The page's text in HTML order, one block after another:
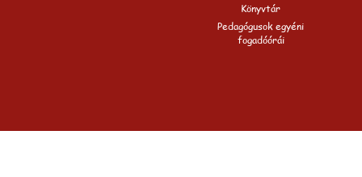
Könyvtár
Pedagógusok egyéni
fogadóórái